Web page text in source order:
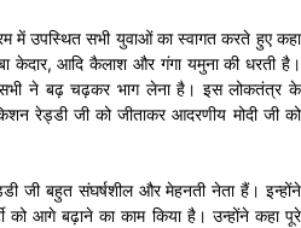
में उपस्थित सभी युवाओं का स्वागत करते हुए कहा
केदार, आदि कैलाश और गंगा यमुना की धरती है।
सभी ने बढ़ चढ़कर भाग लेना है। इस लोकतंत्र के
रेड्डी जी को जीताकर आदरणीय मोदी जी को
जी बहुत संघर्षशील और मेहनती नेता हैं। इन्होंने
को आगे बढ़ाने का काम किया है। उन्होंने कहा पूरे